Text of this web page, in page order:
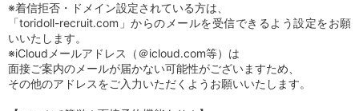
※着信拒否・ドメイン設定されている方は、
「toridoll-recruit.com」からのメールを受信できるよう設定をお願
いいたします。
※iCloudメールアドレス（＠icloud.com等）は
面接ご案内のメールが届かない可能性がございますため、
その他のアドレスをご入力いただくようお願いいたします。